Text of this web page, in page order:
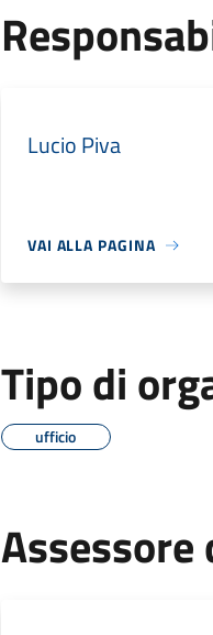
Lucio Piva
VAI ALLA PAGINA
Tipo di
ufficio